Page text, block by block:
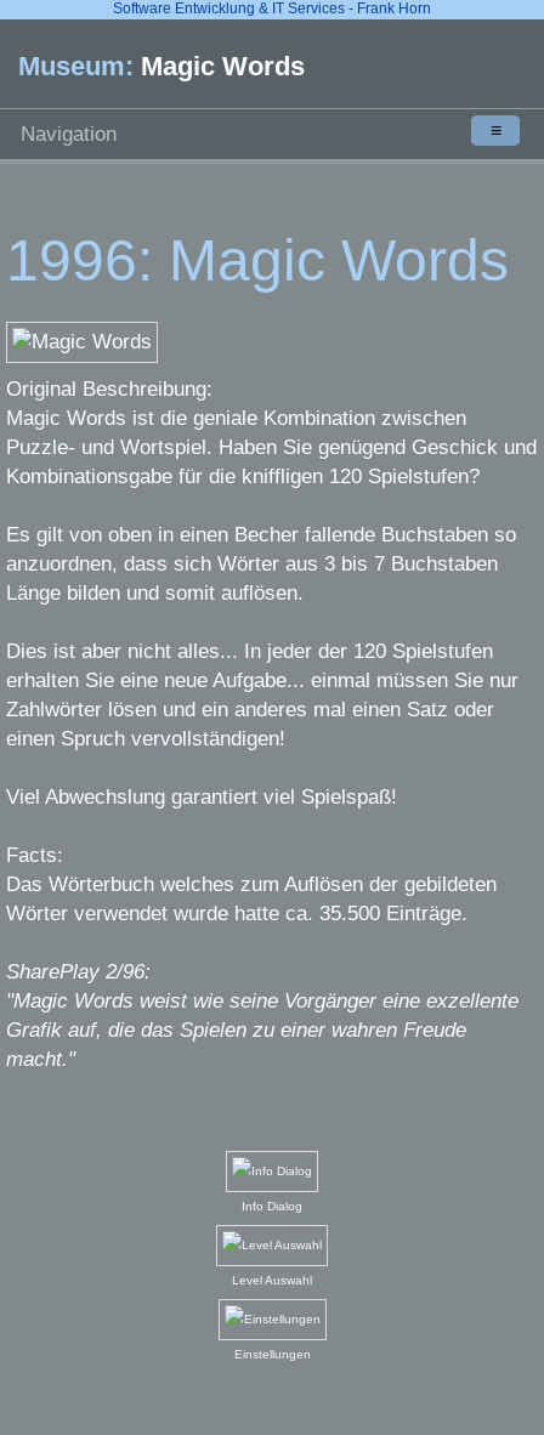
Software Entwicklung & IT Services - Frank Horn
Museum: Magic Words
Navigation ≡
1996: Magic Words
Original Beschreibung:
Magic Words ist die geniale Kombination zwischen
Puzzle- und Wortspiel. Haben Sie genügend Geschick und
Kombinationsgabe für die kniffligen 120 Spielstufen?
Es gilt von oben in einen Becher fallende Buchstaben so
anzuordnen, dass sich Wörter aus 3 bis 7 Buchstaben
Länge bilden und somit auflösen.
Dies ist aber nicht alles... In jeder der 120 Spielstufen
erhalten Sie eine neue Aufgabe... einmal müssen Sie nur
Zahlwörter lösen und ein anderes mal einen Satz oder
einen Spruch vervollständigen!
Viel Abwechslung garantiert viel Spielspaß!
Facts:
Das Wörterbuch welches zum Auflösen der gebildeten
Wörter verwendet wurde hatte ca. 35.500 Einträge.
SharePlay 2/96:
"Magic Words weist wie seine Vorgänger eine exzellente
Grafik auf, die das Spielen zu einer wahren Freude
macht."
Info Dialog
Level Auswahl
Einstellungen